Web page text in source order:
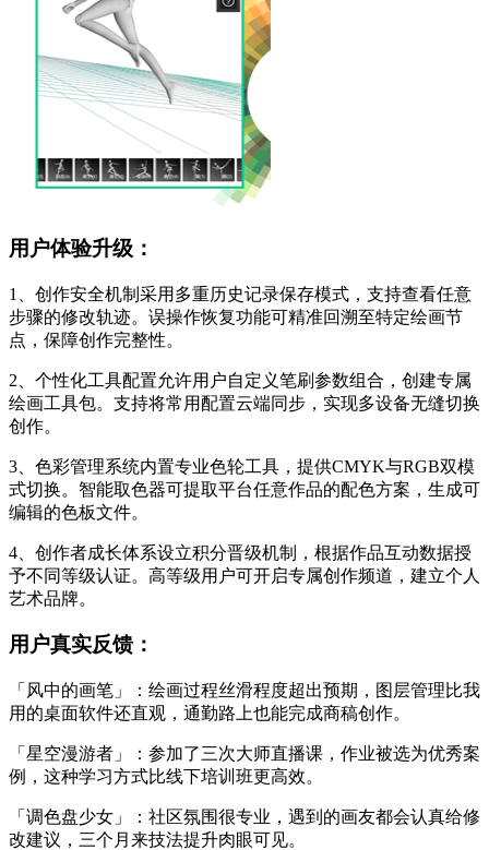
用户体验升级：
1、创作安全机制采用多重历史记录保存模式，支持查看任意
步骤的修改轨迹。误操作恢复功能可精准回溯至特定绘画节
点，保障创作完整性。
2、个性化工具配置允许用户自定义笔刷参数组合，创建专属
绘画工具包。支持将常用配置云端同步，实现多设备无缝切换
创作。
3、色彩管理系统内置专业色轮工具，提供CMYK与RGB双模
式切换。智能取色器可提取平台任意作品的配色方案，生成可
编辑的色板文件。
4、创作者成长体系设立积分晋级机制，根据作品互动数据授
予不同等级认证。高等级用户可开启专属创作频道，建立个人
艺术品牌。
用户真实反馈：
「风中的画笔」：绘画过程丝滑程度超出预期，图层管理比我
用的桌面软件还直观，通勤路上也能完成商稿创作。
「星空漫游者」：参加了三次大师直播课，作业被选为优秀案
例，这种学习方式比线下培训班更高效。
「调色盘少女」：社区氛围很专业，遇到的画友都会认真给修
改建议，三个月来技法提升肉眼可见。